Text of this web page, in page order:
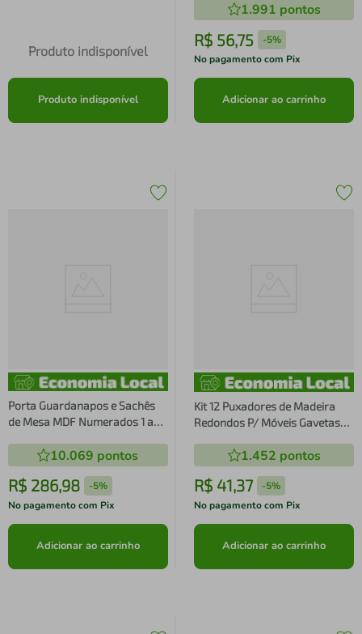
Produto indisponível
Produto indisponível
1.991 pontos
R$ 56,75 -5%
No pagamento com Pix
Adicionar ao carrinho
Porta Guardanapos e Sachês
de Mesa MDF Numerados 1 ao
10.069 pontos
R$ 286,98 -5%
No pagamento com Pix
Adicionar ao carrinho
Kit 12 Puxadores de Madeira
Redondos P/ Móveis Gavetas
1.452 pontos
R$ 41,37 -5%
No pagamento com Pix
Adicionar ao carrinho